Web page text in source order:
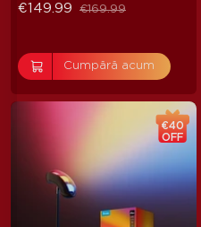
€149.99 €169.99
Cumpără acum
€40
OFF